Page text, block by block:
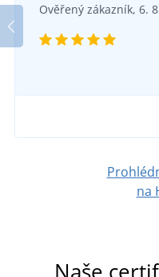
Ověřený zákazník, 6.
na